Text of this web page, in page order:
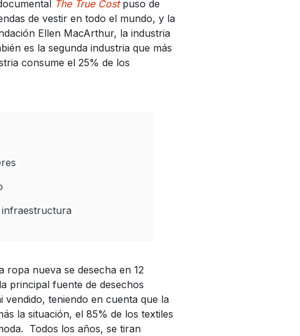
The True Costpuso de
de vestir en todo el mundo, y la
Ellen MacArthur, la industria
es la segunda industria que más
consume el 25% de los
infraestructura
ropa nueva se desecha en 12
principal fuente de desechos
vendido, teniendo en cuenta que la
la situación, el 85% de los textiles
Todos los años, se tiran